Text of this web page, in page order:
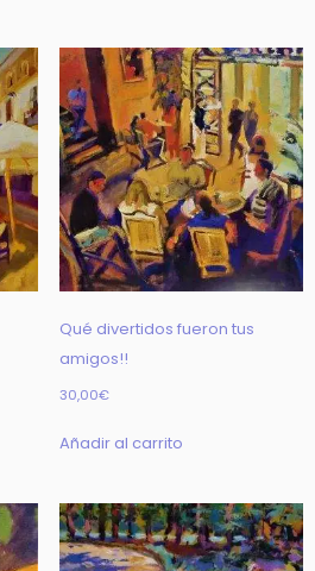
Qué divertidos fueron tus
amigos!!
30,00€
Añadir al carrito